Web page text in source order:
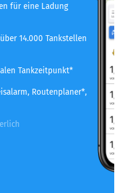
für eine Ladung
14.000 Tankstellen
Tankzeitpunkt*
Routenplaner*,